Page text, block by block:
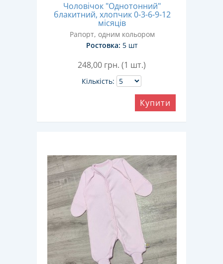
Чоловічок "Однотонний"
блакитний, хлопчик 0-3-6-9-12
місяців
Рапорт, одним кольором
Ростовка: 5 шт
248,00 грн. (1 шт.)
Кількість:
Купити